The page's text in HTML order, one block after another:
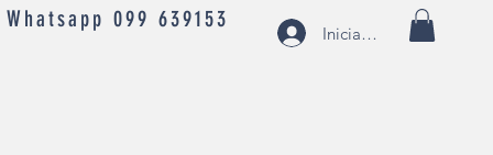
099 639153
Iniciar sesión